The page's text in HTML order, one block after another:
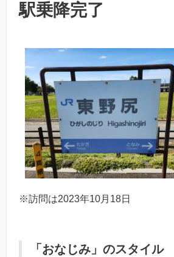
駅乗降完了
※訪問は2023年10月18日
「おなじみ」のスタイル